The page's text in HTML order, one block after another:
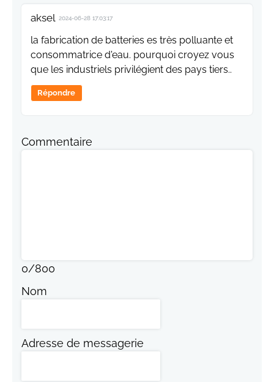
aksel 2024-06-28 17:03:17
la fabrication de batteries es très polluante et
consommatrice d'eau. pourquoi croyez vous
que les industriels privilégient des pays tiers..
Répondre
Commentaire
0/800
Nom
Adresse de messagerie